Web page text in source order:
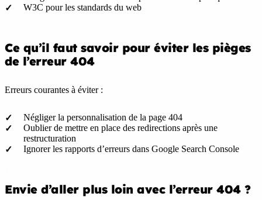
W3C pour les standards du web
Ce qu’il faut savoir pour éviter les pièges
de l’erreur 404
Erreurs courantes à éviter :
Négliger la personnalisation de la page 404
Oublier de mettre en place des redirections après une
restructuration
Ignorer les rapports d’erreurs dans Google Search Console
Envie d’aller plus loin avec l’erreur 404 ?